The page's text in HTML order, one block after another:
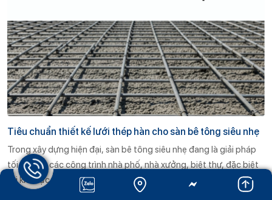
Tiêu chuẩn thiết kế lưới thép hàn cho sàn bê tông siêu nhẹ
Trong xây dựng hiện đại, sàn bê tông siêu nhẹ đang là giải pháp
tối ưu cho các công trình nhà phố, nhà xưởng, biệt thự, đặc biệt
tại khu vực đô thị có nền đất yếu. Để đảm bảo kết cấu sàn bền
vững, an toàn và tiết kiệm chi phí, thiết kế lưới thép hàn đóng vai